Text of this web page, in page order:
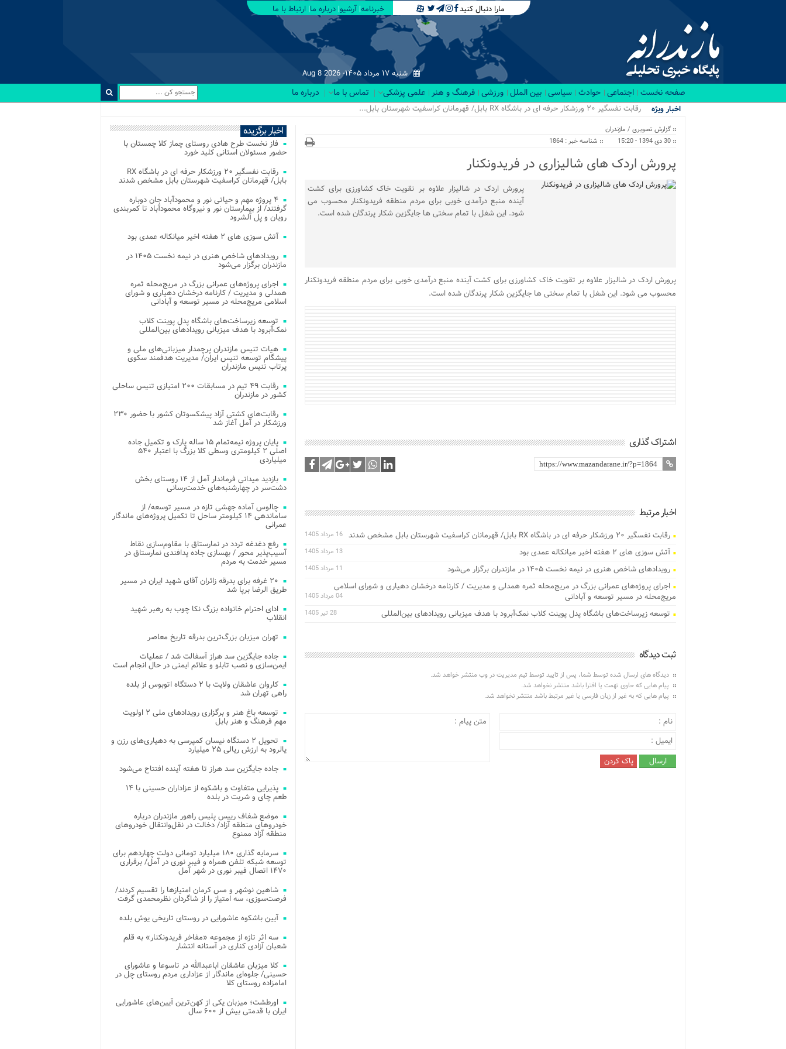
مارا دنبال کنید خبرنامه آرشیو درباره ما ارتباط با ما
شنبه ۱۷ مرداد ۱۴۰۵- Aug 8 2026
صفحه نخست اجتماعی حوادث سیاسی بین الملل ورزشی فرهنگ و هنر علمی پزشکی تماس با ما درباره ما
اخبار ویژه رقابت نفسگیر ۲۰ ورزشکار حرفه ای در باشگاه RX بابل/ قهرمانان کراسفیت شهرستان بابل...
گزارش تصویری / مازندران
30 دی 1394 - 15:20
شناسه خبر : 1864
پرورش اردک های شالیزاری در فریدونکنار
پرورش اردک در شالیزار علاوه بر تقویت خاک کشاورزی برای کشت
آینده منبع درآمدی خوبی برای مردم منطقه فریدونکنار محسوب می
شود. این شغل با تمام سختی ها جایگزین شکار پرندگان شده است.
پرورش اردک در شالیزار علاوه بر تقویت خاک کشاورزی برای کشت آینده منبع درآمدی خوبی برای مردم منطقه فریدونکنار
محسوب می شود. این شغل با تمام سختی ها جایگزین شکار پرندگان شده است.
اشتراک گذاری
اخبار مرتبط
رقابت نفسگیر ۲۰ ورزشکار حرفه ای در باشگاه RX بابل/ قهرمانان کراسفیت شهرستان بابل مشخص شدند 16 مرداد 1405
آتش‌ سوزی‌ های ۲ هفته اخیر میانکاله عمدی بود 13 مرداد 1405
رویدادهای شاخص هنری در نیمه نخست ۱۴۰۵ در مازندران برگزار می‌شود 11 مرداد 1405
اجرای پروژه‌های عمرانی بزرگ در مریج‌محله ثمره همدلی و مدیریت / کارنامه درخشان دهیاری و شورای اسلامی
مریج‌محله در مسیر توسعه و آبادانی
04 مرداد 1405
توسعه زیرساخت‌های باشگاه پدل پوینت کلاب نمک‌آبرود با هدف میزبانی رویدادهای بین‌المللی 28 تیر 1405
ثبت دیدگاه
دیدگاه های ارسال شده توسط شما، پس از تایید توسط تیم مدیریت در وب منتشر خواهد شد.
پیام هایی که حاوی تهمت یا افترا باشد منتشر نخواهد شد.
پیام هایی که به غیر از زبان فارسی یا غیر مرتبط باشد منتشر نخواهد شد.
اخبار برگزیده
فاز نخست طرح هادی روستای چماز کلا چمستان با
حضور مسئولان استانی کلید خورد
رقابت نفسگیر ۲۰ ورزشکار حرفه ای در باشگاه RX
بابل/ قهرمانان کراسفیت شهرستان بابل مشخص شدند
۴ پروژه مهم و حیاتی نور و محمودآباد جان دوباره
گرفتند/ از بیمارستان نور و نیروگاه محمودآباد تا کمربندی
رویان و پل آلشرود
آتش‌ سوزی‌ های ۲ هفته اخیر میانکاله عمدی بود
رویدادهای شاخص هنری در نیمه نخست ۱۴۰۵ در
مازندران برگزار می‌شود
اجرای پروژه‌های عمرانی بزرگ در مریج‌محله ثمره
همدلی و مدیریت / کارنامه درخشان دهیاری و شورای
اسلامی مریج‌محله در مسیر توسعه و آبادانی
توسعه زیرساخت‌های باشگاه پدل پوینت کلاب
نمک‌آبرود با هدف میزبانی رویدادهای بین‌المللی
هیات تنیس مازندران پرچمدار میزبانی‌های ملی و
پیشگام توسعه تنیس ایران/ مدیریت هدفمند سکوی
پرتاب تنیس مازندران
رقابت ۴۹ تیم در مسابقات ۲۰۰ امتیازی تنیس ساحلی
کشور در مازندران
رقابت‌های کشتی آزاد پیشکسوتان کشور با حضور ۲۳۰
ورزشکار در آمل آغاز شد
پایان پروژه نیمه‌تمام ۱۵ ساله پارک و تکمیل جاده
اصلی ۲ کیلومتری وسطی کلا بزرگ با اعتبار ۵۴۰
میلیاردی
بازدید میدانی فرماندار آمل از ۱۴ روستای بخش
دشت‌سر در چهارشنبه‌های خدمت‌رسانی
چالوس آماده جهشی تازه در مسیر توسعه/ از
ساماندهی ۱۴ کیلومتر ساحل تا تکمیل پروژه‌های ماندگار
عمرانی
رفع دغدغه تردد در نمارستاق با مقاوم‌سازی نقاط
آسیب‌پذیر محور / بهسازی جاده پدافندی نمارستاق در
مسیر خدمت به مردم
۲۰ غرفه برای بدرقه زائران آقای شهید ایران در مسیر
طریق الرضا برپا شد
ادای احترام خانواده بزرگ نکا چوب به رهبر شهید
انقلاب
تهران میزبان بزرگ‌ترین بدرقه تاریخ معاصر
جاده جایگزین سد هراز آسفالت شد / عملیات
ایمن‌سازی و نصب تابلو و علائم ایمنی در حال انجام است
کاروان عاشقان ولایت با ۲ دستگاه اتوبوس از بلده
راهی تهران شد
توسعه باغ هنر و برگزاری رویدادهای ملی ۲ اولویت
مهم فرهنگ و هنر بابل
تحویل ۲ دستگاه نیسان کمپرسی به دهیاری‌های رزن و
یالرود به ارزش ریالی ۲۵ میلیارد
جاده جایگزین سد هراز تا هفته آینده افتتاح می‌شود
پذیرایی متفاوت و باشکوه از عزاداران حسینی با ۱۴
طعم چای و شربت در بلده
موضع شفاف رییس پلیس راهور مازندران درباره
خودروهای منطقه آزاد/ دخالت در نقل‌وانتقال خودروهای
منطقه آزاد ممنوع
سرمایه گذاری ۱۸۰ میلیارد تومانی دولت چهاردهم برای
توسعه شبکه تلفن همراه و فیبر نوری در آمل/ برقراری
۱۴۷۰ اتصال فیبر نوری در شهر آمل
شاهین نوشهر و مس کرمان امتیازها را تقسیم کردند/
فرصت‌سوزی، سه امتیاز را از شاگردان نظرمحمدی گرفت
آیین باشکوه عاشورایی در روستای تاریخی یوش بلده
سه اثر تازه از مجموعه «مفاخر فریدونکنار» به قلم
شعبان آزادی کناری در آستانه انتشار
کلا میزبان عاشقان اباعبدالله در تاسوعا و عاشورای
حسینی/ جلوه‌ای ماندگار از عزاداری مردم روستای چل در
امامزاده روستای کلا
اورطشت؛ میزبان یکی از کهن‌ترین آیین‌های عاشورایی
ایران با قدمتی بیش از ۶۰۰ سال